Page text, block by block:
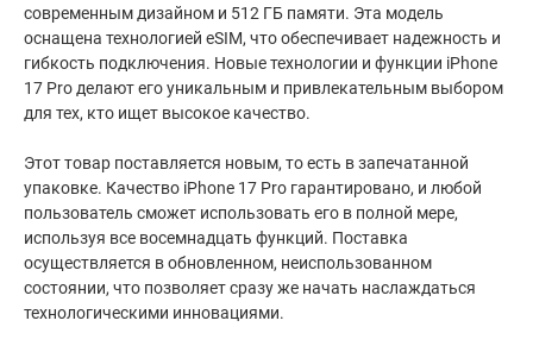
современным дизайном и 512 ГБ памяти. Эта модель
оснащена технологией eSIM, что обеспечивает надежность и
гибкость подключения. Новые технологии и функции iPhone
17 Pro делают его уникальным и привлекательным выбором
для тех, кто ищет высокое качество.
Этот товар поставляется новым, то есть в запечатанной
упаковке. Качество iPhone 17 Pro гарантировано, и любой
пользователь сможет использовать его в полной мере,
используя все восемнадцать функций. Поставка
осуществляется в обновленном, неиспользованном
состоянии, что позволяет сразу же начать наслаждаться
технологическими инновациями.